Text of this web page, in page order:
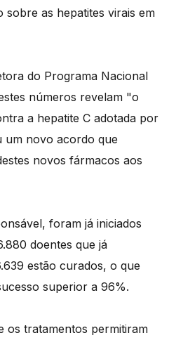
as hepatites virais em
do Programa Nacional
números revelam "o
a hepatite C adotada por
um novo acordo que
novos fármacos aos
foram já iniciados
doentes que já
estão curados, o que
superior a 96%.
os tratamentos permitiram